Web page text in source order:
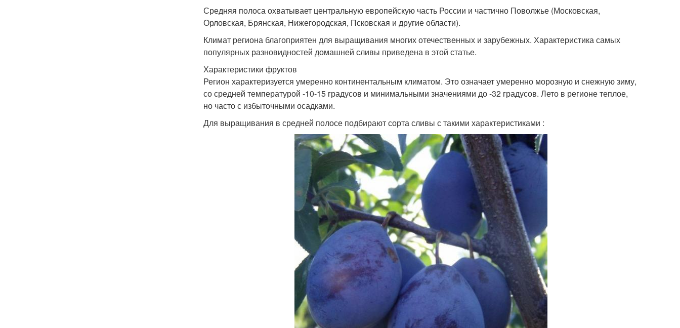
Средняя полоса охватывает центральную европейскую часть России и частично Поволжье (Московская,
Орловская, Брянская, Нижегородская, Псковская и другие области).
Климат региона благоприятен для выращивания многих отечественных и зарубежных. Характеристика самых
популярных разновидностей домашней сливы приведена в этой статье.
Характеристики фруктов
Регион характеризуется умеренно континентальным климатом. Это означает умеренно морозную и снежную зиму,
со средней температурой -10-15 градусов и минимальными значениями до -32 градусов. Лето в регионе теплое,
но часто с избыточными осадками.
Для выращивания в средней полосе подбирают сорта сливы с такими характеристиками :